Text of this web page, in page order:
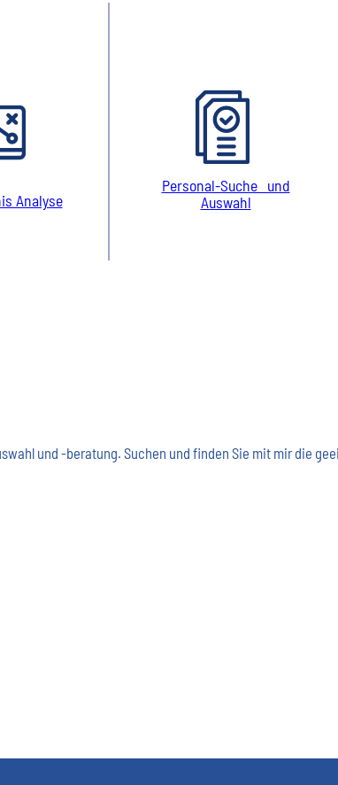
Analyse
Personal-Suche und
Auswahl
und -beratung. Suchen und finden Sie mit mir die